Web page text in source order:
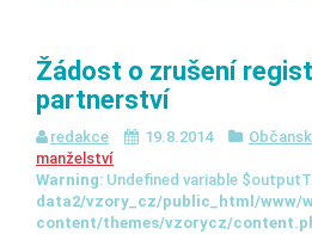
Žádost o zrušení
partnerství
redakce 19.8.2014
manželství
Warning: Undefined variable
data2/vzory_cz/public_html/www/
content/themes/vzorycz/